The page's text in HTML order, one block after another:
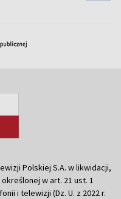
Polskiej S.A. w likwidacji,
w art. 21 ust. 1
i telewizji (Dz. U. z 2022 r.